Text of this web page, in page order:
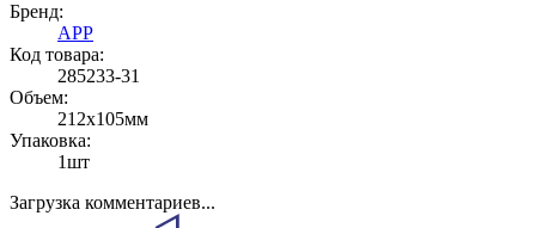
Бренд:
APP
Код товара:
285233-31
Объем:
212x105мм
Упаковка:
1шт
Загрузка комментариев...